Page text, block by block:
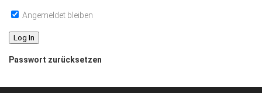
Angemeldet bleiben
Passwort zurücksetzen